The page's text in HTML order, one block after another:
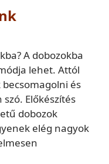
A dobozokba
lehet. Attól
és
Előkészítés
dobozok
elég nagyok